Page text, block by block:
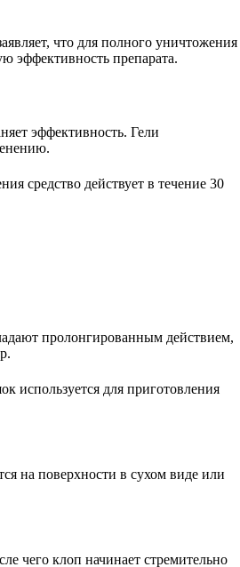
что для полного уничтожения
эффективность препарата.
эффективность. Гели
средство действует в течение 30
пролонгированным действием,
используется для приготовления
на поверхности в сухом виде или
чего клоп начинает стремительно